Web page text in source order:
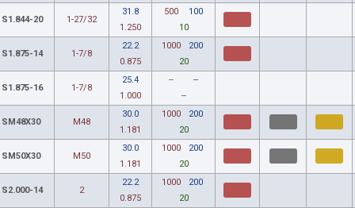
S1.844-20 1-27/32
31.8
1.250
500
100
10
S1.875-14 1-7/8
22.2
0.875
1000
200
20
S1.875-16 1-7/8
25.4
1.000
--
--
--
SM48X30 M48
30.0
1.181
1000
200
20
SM50X30 M50
30.0
1.181
1000
200
20
S2.000-14 2
22.2
0.875
1000
200
20